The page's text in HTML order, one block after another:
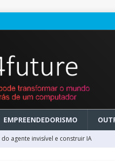
EMPREENDEDORISMO
agente invisível e construir IA